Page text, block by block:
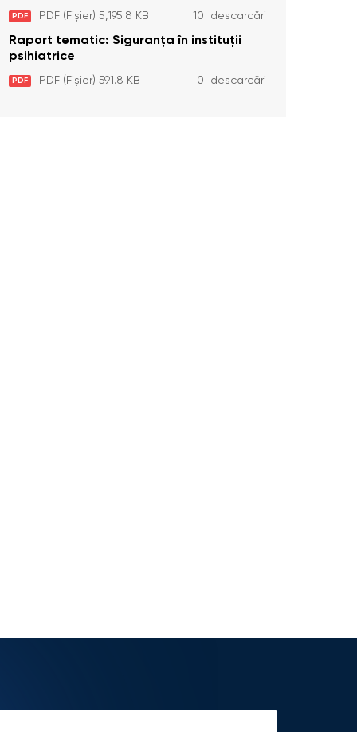
persoanele cu dizabilități (adulte)
Bădiceni, Soroca (11 iunie 2026)
PDF PDF (Fișier) 5,195.8 KB 10 descarcări
Raport tematic: Siguranța în instituții
psihiatrice
PDF PDF (Fișier) 591.8 KB 0 descarcări